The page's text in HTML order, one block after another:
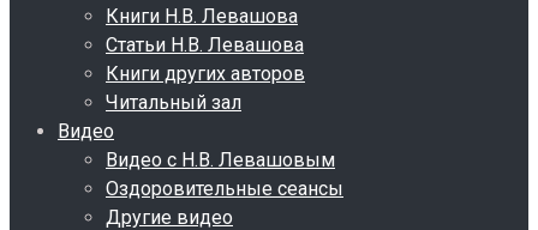
Книги Н.В. Левашова
Статьи Н.В. Левашова
Книги других авторов
Читальный зал
Видео
Видео с Н.В. Левашовым
Оздоровительные сеансы
Другие видео